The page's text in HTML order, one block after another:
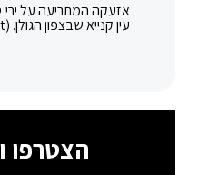
אזעקה המתריעה על ירי
עין קנייא שבצפון הגולן. (ynet)
הצטרפו